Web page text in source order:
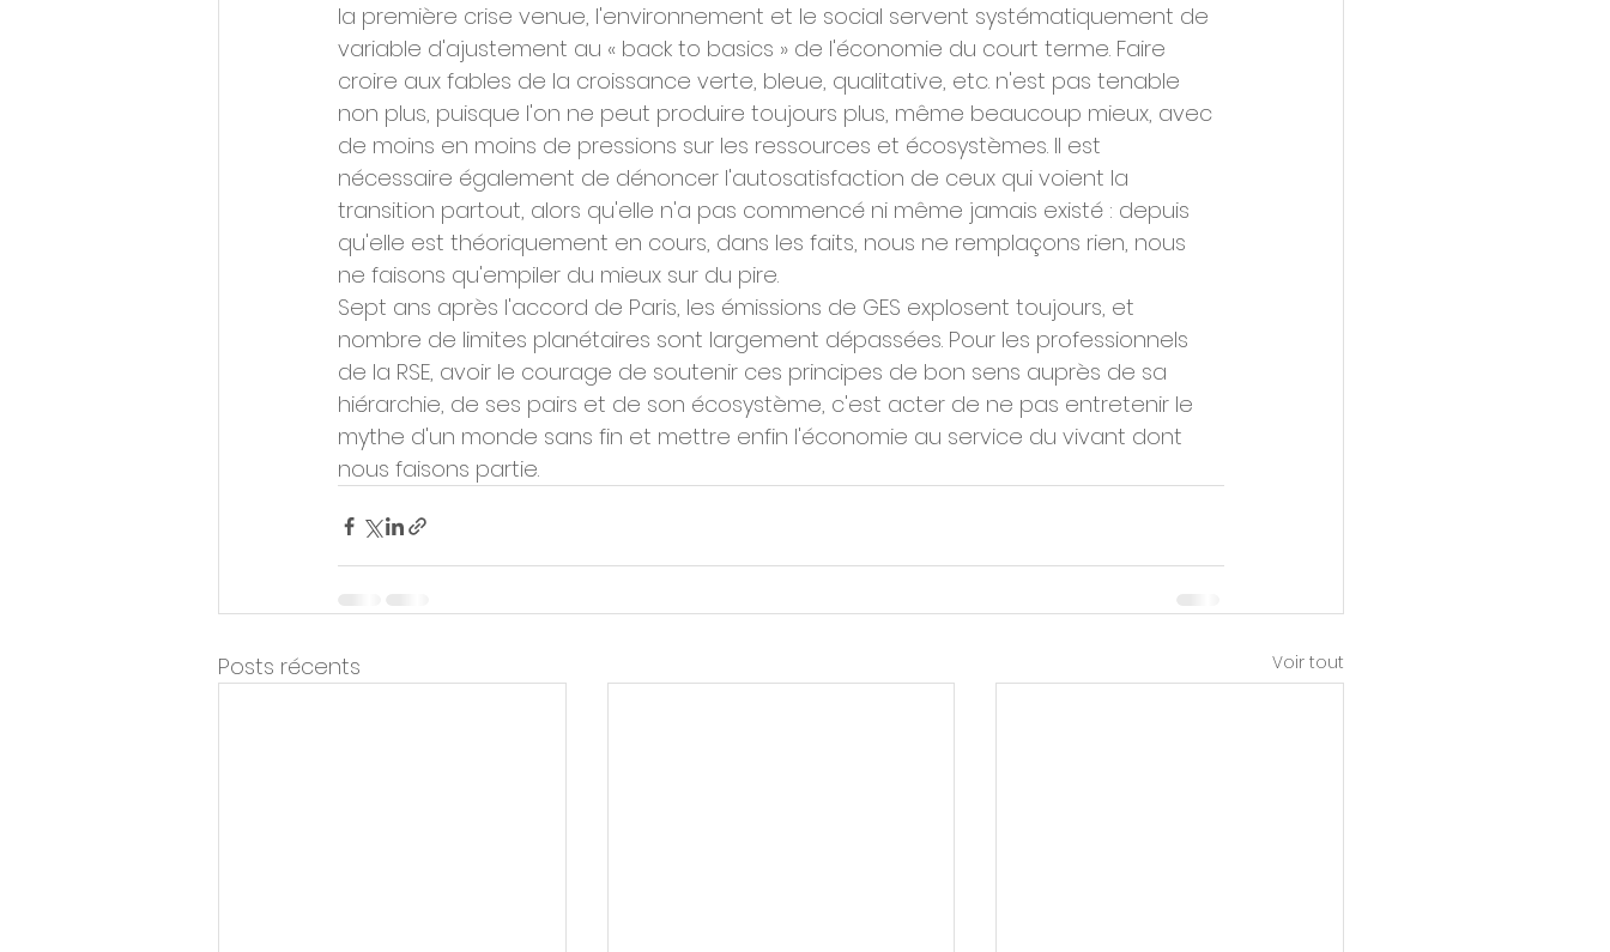
la première crise venue, l'environnement et le social servent systématiquement de
variable d'ajustement au « back to basics » de l'économie du court terme. Faire
croire aux fables de la croissance verte, bleue, qualitative, etc. n'est pas tenable
non plus, puisque l'on ne peut produire toujours plus, même beaucoup mieux, avec
de moins en moins de pressions sur les ressources et écosystèmes. Il est
nécessaire également de dénoncer l'autosatisfaction de ceux qui voient la
transition partout, alors qu'elle n'a pas commencé ni même jamais existé : depuis
qu'elle est théoriquement en cours, dans les faits, nous ne remplaçons rien, nous
ne faisons qu'empiler du mieux sur du pire.
Sept ans après l'accord de Paris, les émissions de GES explosent toujours, et
nombre de limites planétaires sont largement dépassées. Pour les professionnels
de la RSE, avoir le courage de soutenir ces principes de bon sens auprès de sa
hiérarchie, de ses pairs et de son écosystème, c'est acter de ne pas entretenir le
mythe d'un monde sans fin et mettre enfin l'économie au service du vivant dont
nous faisons partie.
Posts récents Voir tout